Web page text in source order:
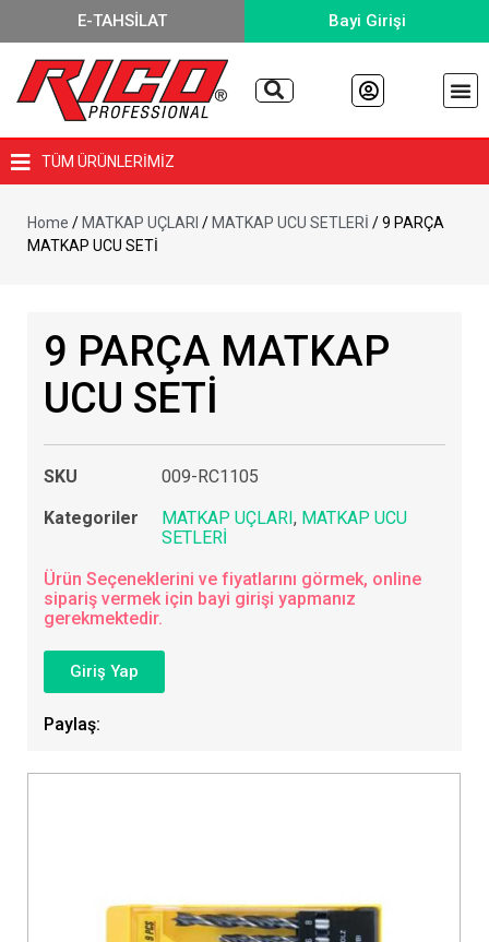
E-TAHSİLAT Bayi Girişi
TÜM ÜRÜNLERİMİZ
Home / MATKAP UÇLARI / MATKAP UCU SETLERİ / 9 PARÇA
MATKAP UCU SETİ
9 PARÇA MATKAP
UCU SETİ
SKU
009-RC1105
Kategoriler
MATKAP UÇLARI , MATKAP UCU
SETLERİ
Ürün Seçeneklerini ve fiyatlarını görmek, online
sipariş vermek için bayi girişi yapmanız
gerekmektedir.
Giriş Yap
Paylaş: